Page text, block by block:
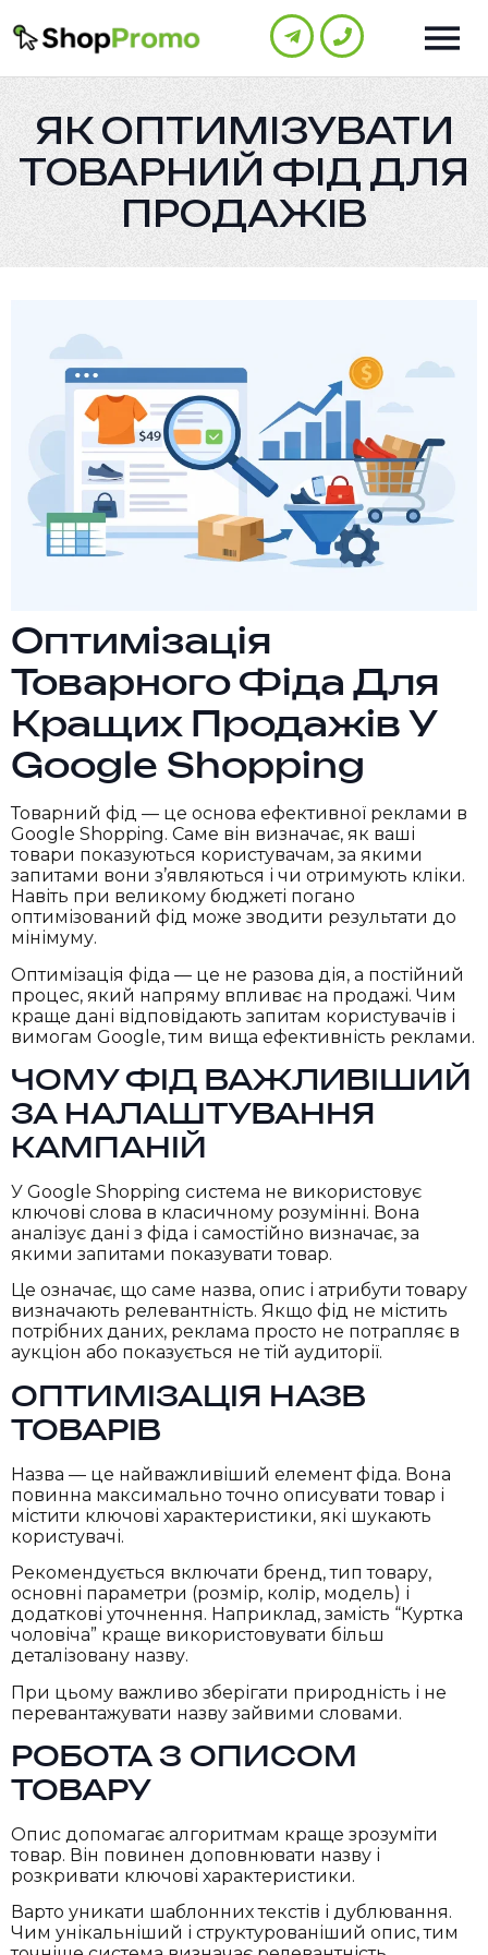
ЯК ОПТИМІЗУВАТИ
ТОВАРНИЙ ФІД ДЛЯ
ПРОДАЖІВ
Оптимізація
Товарного Фіда Для
Кращих Продажів У
Google Shopping
Товарний фід — це основа ефективної реклами в
Google Shopping. Саме він визначає, як ваші
товари показуються користувачам, за якими
запитами вони з’являються і чи отримують кліки.
Навіть при великому бюджеті погано
оптимізований фід може зводити результати до
мінімуму.
Оптимізація фіда — це не разова дія, а постійний
процес, який напряму впливає на продажі. Чим
краще дані відповідають запитам користувачів і
вимогам Google, тим вища ефективність реклами.
ЧОМУ ФІД ВАЖЛИВІШИЙ
ЗА НАЛАШТУВАННЯ
КАМПАНІЙ
У Google Shopping система не використовує
ключові слова в класичному розумінні. Вона
аналізує дані з фіда і самостійно визначає, за
якими запитами показувати товар.
Це означає, що саме назва, опис і атрибути товару
визначають релевантність. Якщо фід не містить
потрібних даних, реклама просто не потрапляє в
аукціон або показується не тій аудиторії.
ОПТИМІЗАЦІЯ НАЗВ
ТОВАРІВ
Назва — це найважливіший елемент фіда. Вона
повинна максимально точно описувати товар і
містити ключові характеристики, які шукають
користувачі.
Рекомендується включати бренд, тип товару,
основні параметри (розмір, колір, модель) і
додаткові уточнення. Наприклад, замість “Куртка
чоловіча” краще використовувати більш
деталізовану назву.
При цьому важливо зберігати природність і не
перевантажувати назву зайвими словами.
РОБОТА З ОПИСОМ
ТОВАРУ
Опис допомагає алгоритмам краще зрозуміти
товар. Він повинен доповнювати назву і
розкривати ключові характеристики.
Варто уникати шаблонних текстів і дублювання.
Чим унікальніший і структурованіший опис, тим